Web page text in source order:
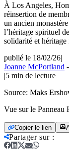
À Los Angeles,
réinsertion de
un ancien
l’héritage spirituel
solidarité et
publié le 18/02/26|
Joanne McPortland -
|5 min de lecture
Source: Maks
Vue sur le
Copier le lien
Partager sur: